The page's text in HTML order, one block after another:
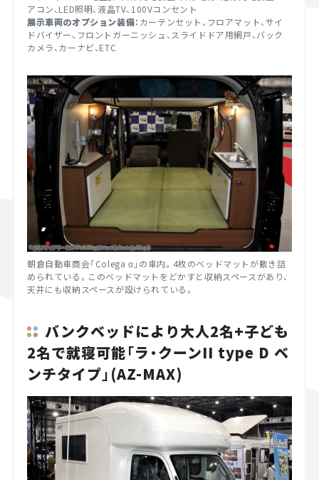
アコン、LED照明、液晶TV、100Vコンセント
展示車両のオプション装備： カーテンセット、フロアマット、サイ
ドバイザー、フロントガーニッシュ、スライドドア用網戸、バック
カメラ、カーナビ、ETC
朝倉自動車商会「Colega α」の車内。4枚のベッドマットが敷き詰
められている。このベッドマットをどかすと収納スペースがあり、
天井にも収納スペースが設けられている。
バンクベッドにより大人2名+子ども
2名で就寝可能「ラ・クーンII type D ベ
ンチタイプ」(AZ-MAX)